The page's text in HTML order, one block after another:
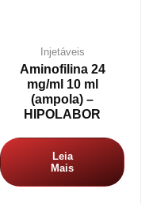
Injetáveis
Aminofilina 24
mg/ml 10 ml
(ampola) –
HIPOLABOR
Leia
Mais